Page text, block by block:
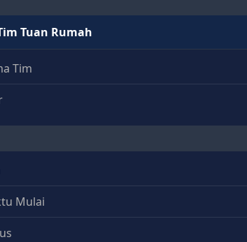
Tuan Rumah
Tim
Mulai